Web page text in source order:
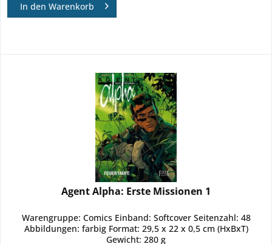
In den Warenkorb
Agent Alpha: Erste Missionen 1
Warengruppe: Comics Einband: Softcover Seitenzahl: 48
Abbildungen: farbig Format: 29,5 x 22 x 0,5 cm (HxBxT)
Gewicht: 280 g